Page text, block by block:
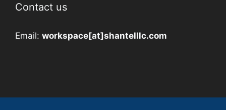
Contact us
Email: workspace[at]shantelllc.com